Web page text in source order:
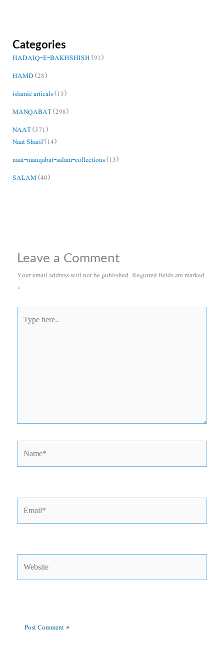
Categories
HADAIQ-E-BAKHSHISH(91)
HAMD(28)
islamic articals(15)
MANQABAT(298)
NAAT(571)
Naat Sharif(14)
naat-manqabat-salam-collections(13)
SALAM(40)
Leave a Comment
Your email address will not be published.Required fields are marked
*
here..